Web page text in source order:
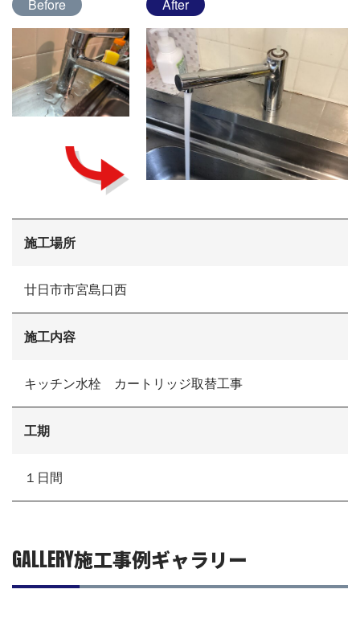
現場ブログ
お電話でお気軽にお問い合わせください
082-291-9400
Before After
施工場所
廿日市市宮島口西
施工内容
キッチン水栓 カートリッジ取替工事
工期
１日間
GALLERY施工事例ギャラリー